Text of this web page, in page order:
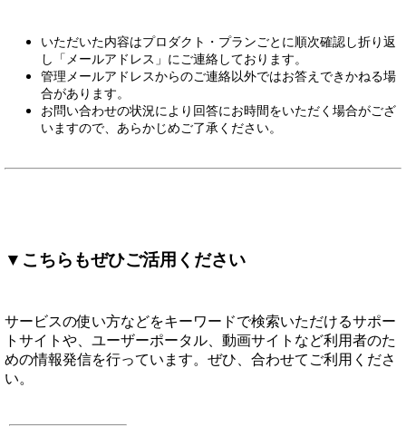
いただいた内容はプロダクト・プランごとに順次確認し折り返
し「メールアドレス」にご連絡しております。
管理メールアドレスからのご連絡以外ではお答えできかねる場
合があります。
お問い合わせの状況により回答にお時間をいただく場合がござ
いますので、あらかじめご了承ください。
▼こちらもぜひご活用ください
サービスの使い方などをキーワードで検索いただけるサポー
トサイトや、ユーザーポータル、動画サイトなど利用者のた
めの情報発信を行っています。ぜひ、合わせてご利用くださ
い。